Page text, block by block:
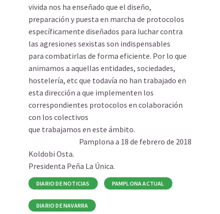
vivida nos ha enseñado que el diseño,
preparación y puesta en marcha de protocolos
específicamente diseñados para luchar contra
las agresiones sexistas son indispensables
para combatirlas de forma eficiente. Por lo que
animamos a aquellas entidades, sociedades,
hostelería, etc que todavía no han trabajado en
esta dirección a que implementen los
correspondientes protocolos en colaboración
con los colectivos
que trabajamos en este ámbito.
Pamplona a 18 de febrero de 2018
Koldobi Osta.
Presidenta Peña La Única.
DIARIO DE NOTICIAS PAMPLONA ACTUAL
DIARIO DE NAVARRA